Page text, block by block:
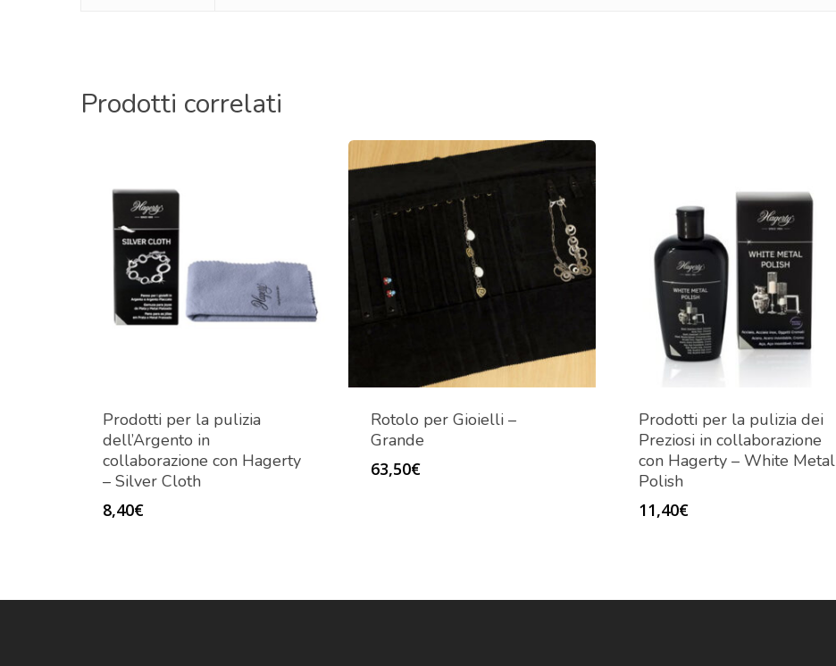
Prodotti correlati
Prodotti per la pulizia
dell’Argento in
collaborazione con Hagerty
– Silver Cloth
8,40€
Rotolo per Gioielli –
Grande
63,50€
Prodotti per la pulizia dei
Preziosi in collaborazione
con Hagerty – White Metal
Polish
11,40€